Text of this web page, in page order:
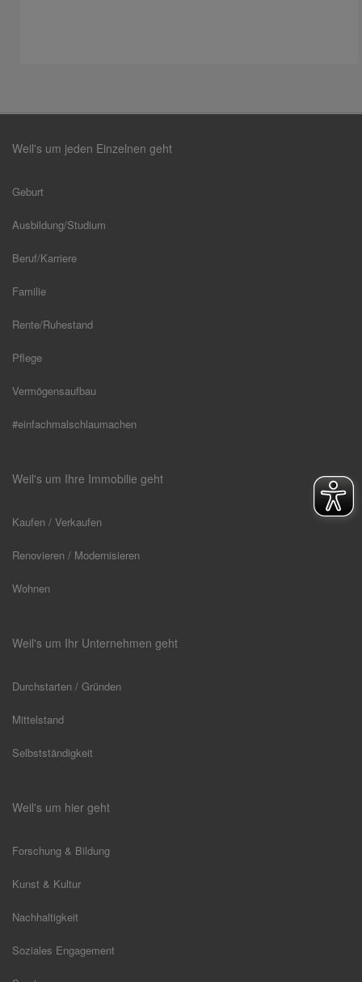
Weil's um jeden Einzelnen geht
Geburt
Ausbildung/Studium
Beruf/Karriere
Familie
Rente/Ruhestand
Pflege
Vermögensaufbau
#einfachmalschlaumachen
Weil's um Ihre Immobilie geht
Kaufen / Verkaufen
Renovieren / Modernisieren
Wohnen
Weil's um Ihr Unternehmen geht
Durchstarten / Gründen
Mittelstand
Selbstständigkeit
Weil's um hier geht
Forschung & Bildung
Kunst & Kultur
Nachhaltigkeit
Soziales Engagement